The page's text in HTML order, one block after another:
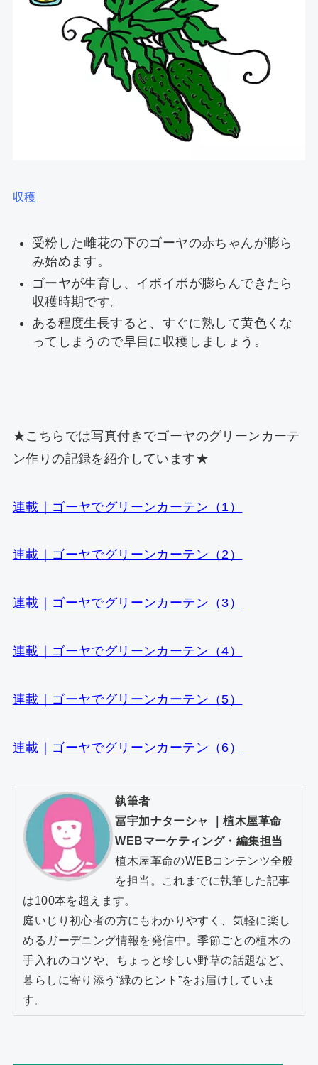
収穫
受粉した雌花の下のゴーヤの赤ちゃんが膨ら
み始めます。
ゴーヤが生育し、イボイボが膨らんできたら
収穫時期です。
ある程度生長すると、すぐに熟して黄色くな
ってしまうので早目に収穫しましょう。
★こちらでは写真付きでゴーヤのグリーンカーテ
ン作りの記録を紹介しています★
連載｜ゴーヤでグリーンカーテン（1）
連載｜ゴーヤでグリーンカーテン（2）
連載｜ゴーヤでグリーンカーテン（3）
連載｜ゴーヤでグリーンカーテン（4）
連載｜ゴーヤでグリーンカーテン（5）
連載｜ゴーヤでグリーンカーテン（6）
執筆者
冨宇加ナターシャ
｜植木屋革命
WEBマーケティング・編集担当
植木屋革命のWEBコンテンツ全般
を担当。これまでに執筆した記事
は100本を超えます。
庭いじり初心者の方にもわかりやすく、気軽に楽し
めるガーデニング情報を発信中。季節ごとの植木の
手入れのコツや、ちょっと珍しい野草の話題など、
暮らしに寄り添う“緑のヒント”をお届けしていま
す。